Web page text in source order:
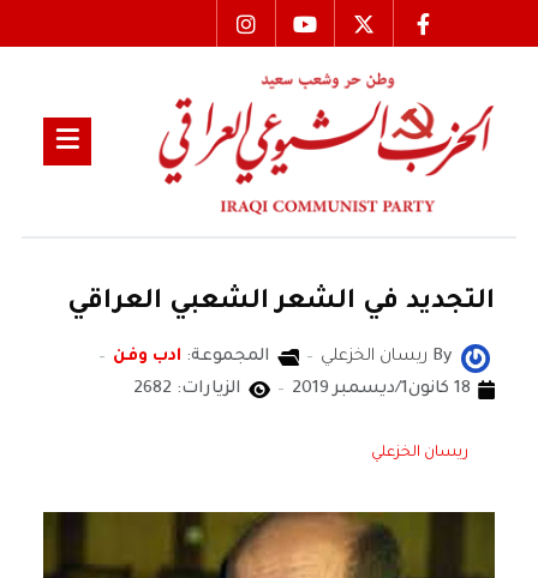
التجديد في الشعر الشعبي العراقي
By ريسان الخزعلي المجموعة: ادب وفن
18 كانون1/ديسمبر 2019
الزيارات: 2682
ريسان الخزعلي